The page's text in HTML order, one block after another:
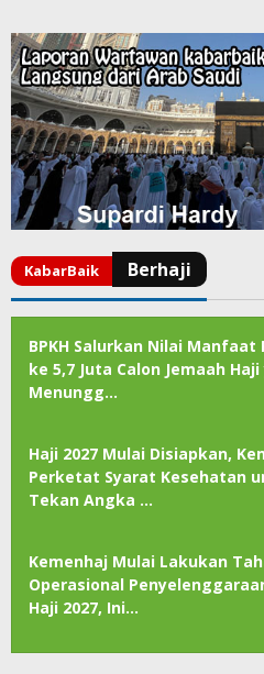
BPKH Salurkan Nilai Manfaat
ke 5,7 Juta Calon Jemaah
Menungg…
Haji 2027 Mulai Disiapkan,
Perketat Syarat Kesehatan
Tekan Angka …
Kemenhaj Mulai Lakukan
Operasional
Haji 2027, Ini…